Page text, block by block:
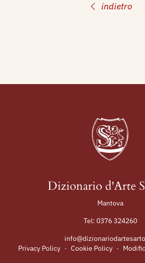
indietro
Dizionario d'Arte
Mantova
Tel: 0376 324260
Privacy Policy · Cookie Policy ·